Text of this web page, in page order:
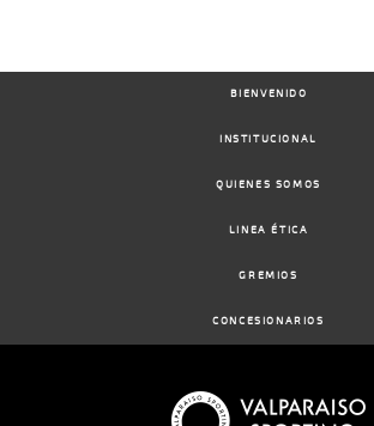
BIENVENIDO
INSTITUCIONAL
QUIENES SOMOS
LINEA ÉTICA
GREMIOS
CONCESIONARIOS